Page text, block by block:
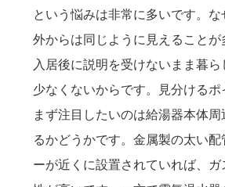
という悩みは非常に多いです。
外からは同じように見えること
入居後に説明を受けないまま暮
少なくないからです。見分けるポ
まず注目したいのは給湯器本体
るかどうかです。金属製の太い配
ーが近くに設置されていれば、